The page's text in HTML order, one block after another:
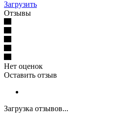
Загрузить
Отзывы
Нет оценок
Оставить отзыв
Загрузка отзывов...